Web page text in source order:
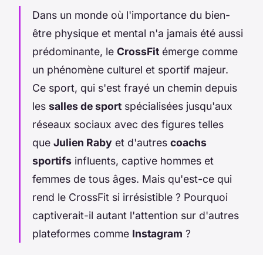
Dans un monde où l'importance du bien-
être physique et mental n'a jamais été aussi
prédominante, le CrossFit émerge comme
un phénomène culturel et sportif majeur.
Ce sport, qui s'est frayé un chemin depuis
les salles de sport spécialisées jusqu'aux
réseaux sociaux avec des figures telles
que Julien Raby et d'autres coachs
sportifs influents, captive hommes et
femmes de tous âges. Mais qu'est-ce qui
rend le CrossFit si irrésistible ? Pourquoi
captiverait-il autant l'attention sur d'autres
plateformes comme Instagram ?